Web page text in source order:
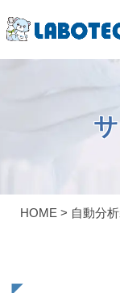
HOME > 自動分